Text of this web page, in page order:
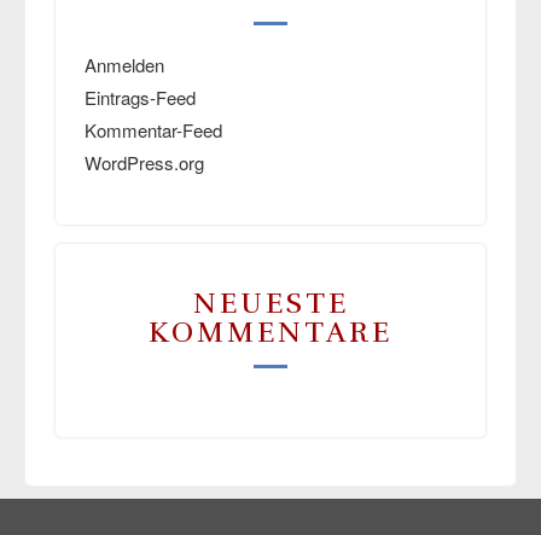
Anmelden
Eintrags-Feed
Kommentar-Feed
WordPress.org
NEUESTE
KOMMENTARE